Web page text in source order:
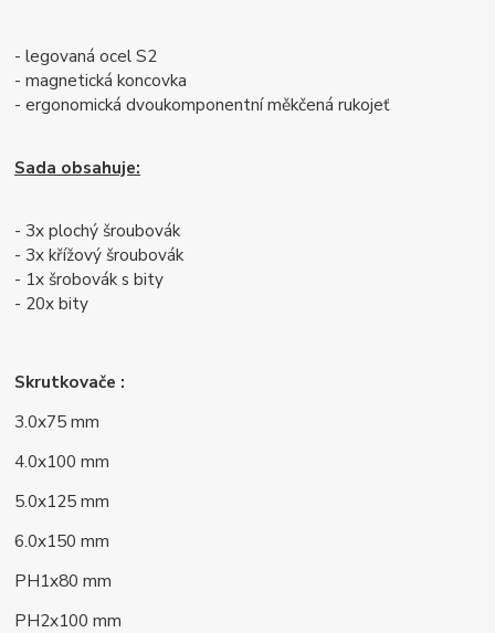
- legovaná ocel S2
- magnetická koncovka
- ergonomická dvoukomponentní měkčená rukojeť
Sada obsahuje:
- 3x plochý šroubovák
- 3x křížový šroubovák
- 1x šrobovák s bity
- 20x bity
Skrutkovače :
3.0x75 mm
4.0x100 mm
5.0x125 mm
6.0x150 mm
PH1x80 mm
PH2x100 mm